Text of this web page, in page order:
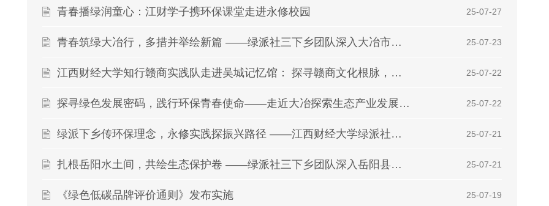
青春播绿润童心：江财学子携环保课堂走进永修校园 | 25-07-27
青春筑绿大冶行，多措并举绘新篇 ——绿派社三下乡团队深入大冶市开展社会实践青春筑绿大冶行，多措并举绘 | 25-07-23
江西财经大学知行赣商实践队走进吴城记忆馆： 探寻赣商文化根脉，砥砺强国奋进之志 | 25-07-22
探寻绿色发展密码，践行环保青春使命——走近大冶探索生态产业发展路径 | 25-07-22
绿派下乡传环保理念，永修实践探振兴路径 ——江西财经大学绿派社永修县系列活动纪实 | 25-07-21
扎根岳阳水土间，共绘生态保护卷 ——绿派社三下乡团队深入岳阳县进行社会实践 | 25-07-21
《绿色低碳品牌评价通则》发布实施 | 25-07-19